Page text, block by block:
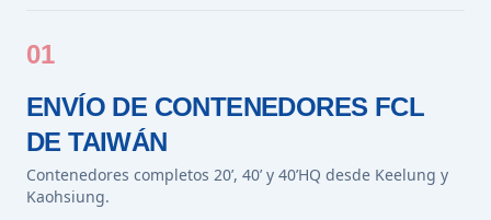
01
ENVÍO DE CONTENEDORES FCL
DE TAIWÁN
Contenedores completos 20’, 40’ y 40’HQ desde Keelung y
Kaohsiung.